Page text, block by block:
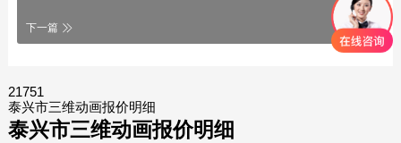
下一篇
21751
泰兴市三维动画报价明细
泰兴市三维动画报价明细